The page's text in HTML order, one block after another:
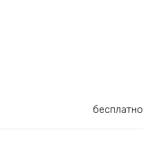
бесплатно